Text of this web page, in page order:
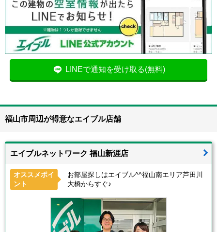
LINEで通知を受け取る(無料)
福山市周辺が得意なエイブル店舗
エイブルネットワーク 福山新涯店
オススメポイ
ント
お部屋探しはエイブル^^福山南エリア芦田川
大橋からすぐ♪